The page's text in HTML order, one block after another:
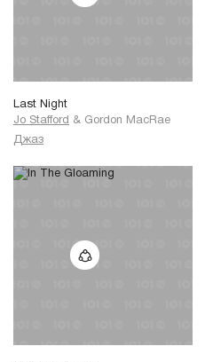
Last Night
Jo Stafford & Gordon MacRae
Джаз